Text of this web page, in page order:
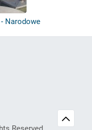
Narodowe